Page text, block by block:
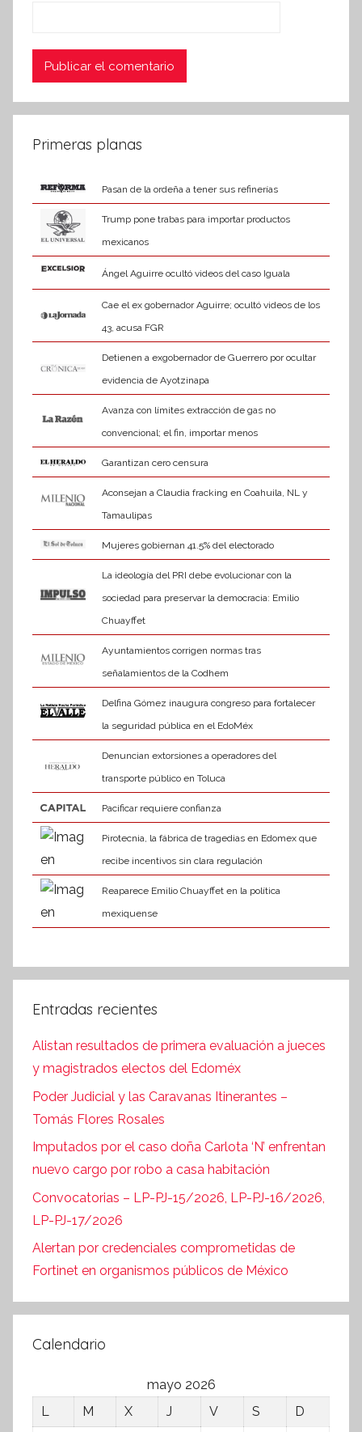
Primeras planas
Pasan de la ordeña a tener sus refinerías
Trump pone trabas para importar productos
mexicanos
Ángel Aguirre ocultó videos del caso Iguala
Cae el ex gobernador Aguirre; ocultó videos de los
43, acusa FGR
Detienen a exgobernador de Guerrero por ocultar
evidencia de Ayotzinapa
Avanza con límites extracción de gas no
convencional; el fin, importar menos
Garantizan cero censura
Aconsejan a Claudia fracking en Coahuila, NL y
Tamaulipas
Mujeres gobiernan 41.5% del electorado
La ideología del PRI debe evolucionar con la
sociedad para preservar la democracia: Emilio
Chuayffet
Ayuntamientos corrigen normas tras
señalamientos de la Codhem
Delfina Gómez inaugura congreso para fortalecer
la seguridad pública en el EdoMéx
Denuncian extorsiones a operadores del
transporte público en Toluca
Pacificar requiere confianza
Pirotecnia, la fábrica de tragedias en Edomex que
recibe incentivos sin clara regulación
Reaparece Emilio Chuayffet en la política
mexiquense
Entradas recientes
Alistan resultados de primera evaluación a jueces
y magistrados electos del Edoméx
Poder Judicial y las Caravanas Itinerantes –
Tomás Flores Rosales
Imputados por el caso doña Carlota ‘N’ enfrentan
nuevo cargo por robo a casa habitación
Convocatorias – LP-PJ-15/2026, LP-PJ-16/2026,
LP-PJ-17/2026
Alertan por credenciales comprometidas de
Fortinet en organismos públicos de México
Calendario
mayo 2026
L
M X J V S
D